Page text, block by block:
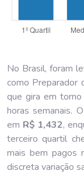
No Brasil, foram
como Preparador
que gira em
horas semanais.
em R$ 1,432,
terceiro quartil
mais bem pagos
discreta variação